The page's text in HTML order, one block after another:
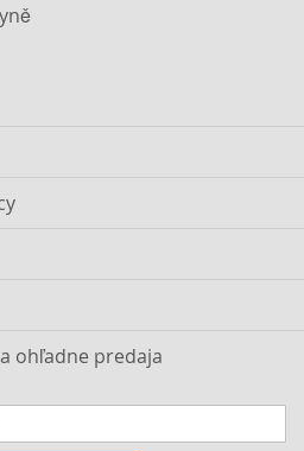
ohľadne predaja